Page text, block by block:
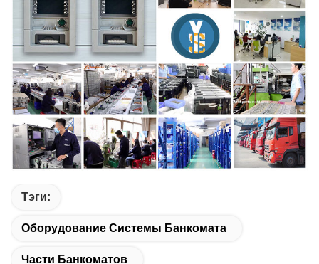
Тэги:
Оборудование Системы Банкомата
Части Банкоматов